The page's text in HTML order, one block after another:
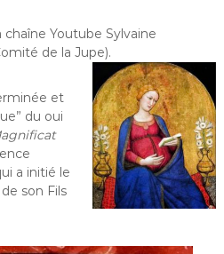
Youtube Sylvaine
de la Jupe).
et
du oui
a initié le
son Fils